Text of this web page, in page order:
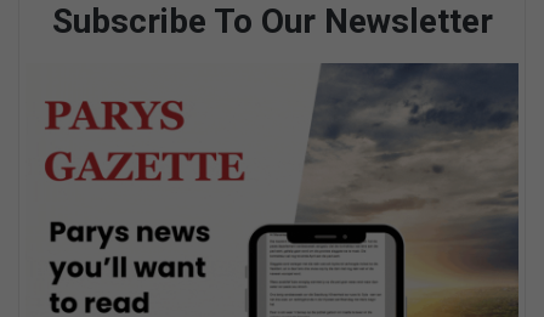
Subscribe To Our Newsletter